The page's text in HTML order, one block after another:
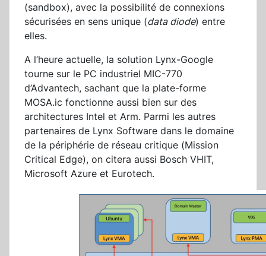
(sandbox), avec la possibilité de connexions
sécurisées en sens unique (data diode) entre
elles.
A l’heure actuelle, la solution Lynx-Google
tourne sur le PC industriel MIC-770
d’Advantech, sachant que la plate-forme
MOSA.ic fonctionne aussi bien sur des
architectures Intel et Arm. Parmi les autres
partenaires de Lynx Software dans le domaine
de la périphérie de réseau critique (Mission
Critical Edge), on citera aussi Bosch VHIT,
Microsoft Azure et Eurotech.